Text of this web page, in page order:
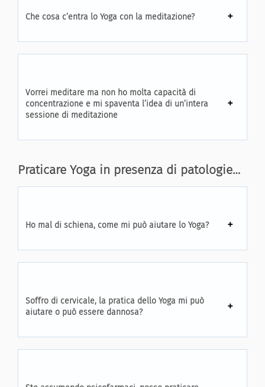
Che cosa c’entra lo Yoga con la meditazione?
Vorrei meditare ma non ho molta capacità di
concentrazione e mi spaventa l’idea di un’intera
sessione di meditazione
Praticare Yoga in presenza di patologie…
Ho mal di schiena, come mi può aiutare lo Yoga?
Soffro di cervicale, la pratica dello Yoga mi può
aiutare o può essere dannosa?